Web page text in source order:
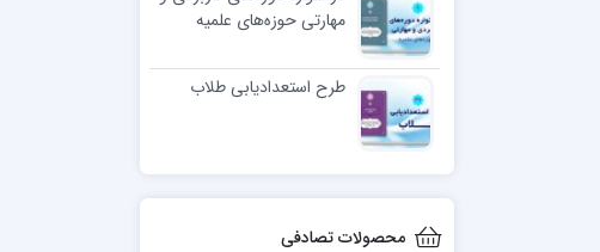
مهارتی حوزه‌های علمیه
طرح استعدادیابی طلاب
محصولات تصادفی